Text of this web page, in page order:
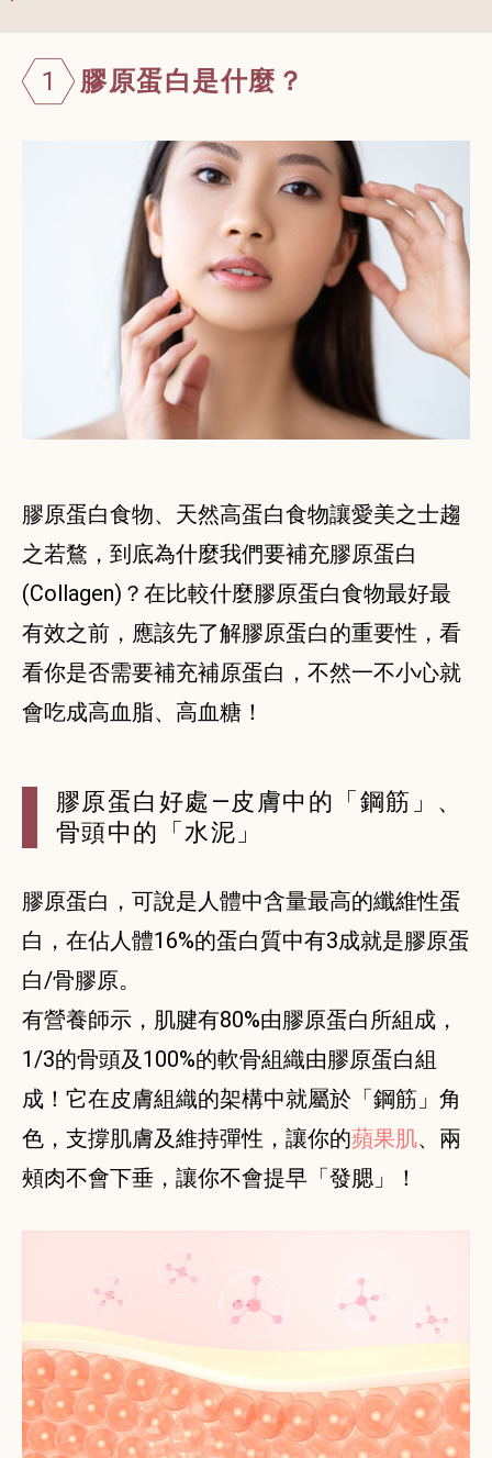
1 膠原蛋白是什麼？
膠原蛋白食物、天然高蛋白食物讓愛美之士趨
之若鶩，到底為什麼我們要補充膠原蛋白
(Collagen)？在比較什麼膠原蛋白食物最好最
有效之前，應該先了解膠原蛋白的重要性，看
看你是否需要補充補原蛋白，不然一不小心就
會吃成高血脂、高血糖！
膠原蛋白好處—皮膚中的「鋼筋」、
骨頭中的「水泥」
膠原蛋白，可說是人體中含量最高的纖維性蛋
白，在佔人體16%的蛋白質中有3成就是膠原蛋
白/骨膠原。
有營養師示，肌腱有80%由膠原蛋白所組成，
1/3的骨頭及100%的軟骨組織由膠原蛋白組
成！它在皮膚組織的架構中就屬於「鋼筋」角
色，支撐肌膚及維持彈性，讓你的蘋果肌、兩